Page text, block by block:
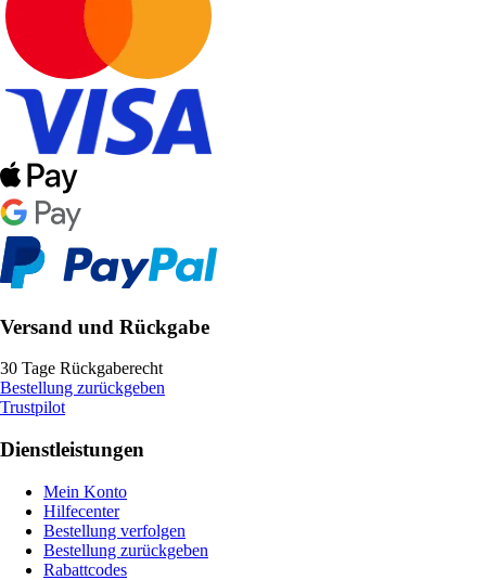
Versand und Rückgabe
30 Tage Rückgaberecht
Bestellung zurückgeben
Trustpilot
Dienstleistungen
Mein Konto
Hilfecenter
Bestellung verfolgen
Bestellung zurückgeben
Rabattcodes